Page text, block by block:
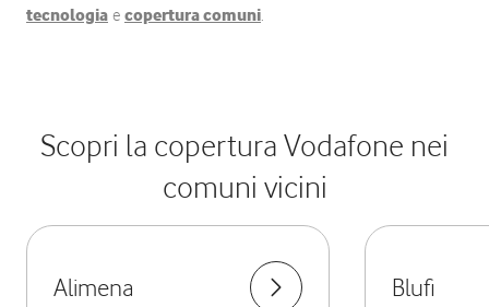
tecnologia e copertura comuni.
Scopri la copertura Vodafone nei
comuni vicini
Alimena Blufi